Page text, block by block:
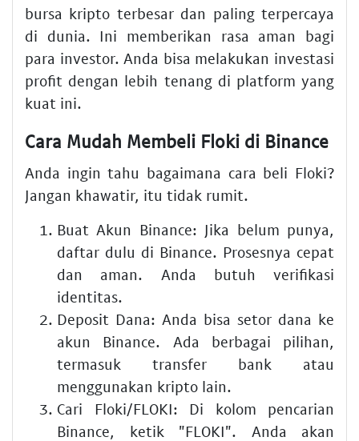
bursa kripto terbesar dan paling terpercaya
di dunia. Ini memberikan rasa aman bagi
para investor. Anda bisa melakukan investasi
profit dengan lebih tenang di platform yang
kuat ini.
Cara Mudah Membeli Floki di Binance
Anda ingin tahu bagaimana cara beli Floki?
Jangan khawatir, itu tidak rumit.
Buat Akun Binance: Jika belum punya,
daftar dulu di Binance. Prosesnya cepat
dan aman. Anda butuh verifikasi
identitas.
Deposit Dana: Anda bisa setor dana ke
akun Binance. Ada berbagai pilihan,
termasuk transfer bank atau
menggunakan kripto lain.
Cari Floki/FLOKI: Di kolom pencarian
Binance, ketik "FLOKI". Anda akan